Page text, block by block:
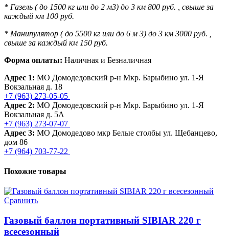
* Газель ( до 1500 кг или до 2 м3) до 3 км 800 руб. , свыше за
каждый км 100 руб.
* Манипулятор ( до 5500 кг или до 6 м 3) до 3 км 3000 руб. ,
свыше за каждый км 150 руб.
Форма оплаты: Наличная и Безналичная
Адрес 1: МО Домодедовский р-н Мкр. Барыбино ул. 1-Я
Вокзальная д. 18
+7 (963) 273-05-05
Адрес 2: МО Домодедовский р-н Мкр. Барыбино ул. 1-Я
Вокзальная д. 5А
+7 (963) 273-07-07
Адрес 3: МО Домодедово мкр Белые столбы ул. Щебанцево,
дом 86
+7 (964) 703-77-22
Похожие товары
Сравнить
Газовый баллон портативный SIBIAR 220 г
всесезонный